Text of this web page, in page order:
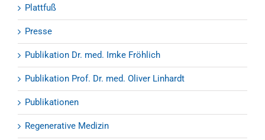
Plattfuß
Presse
Publikation Dr. med. Imke Fröhlich
Publikation Prof. Dr. med. Oliver Linhardt
Publikationen
Regenerative Medizin